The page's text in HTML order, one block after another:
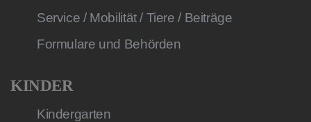
Service / Mobilität / Tiere / Beiträge
Formulare und Behörden
KINDER
Kindergarten